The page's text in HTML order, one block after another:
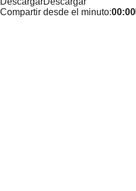
Compartir desde el minuto:00:00